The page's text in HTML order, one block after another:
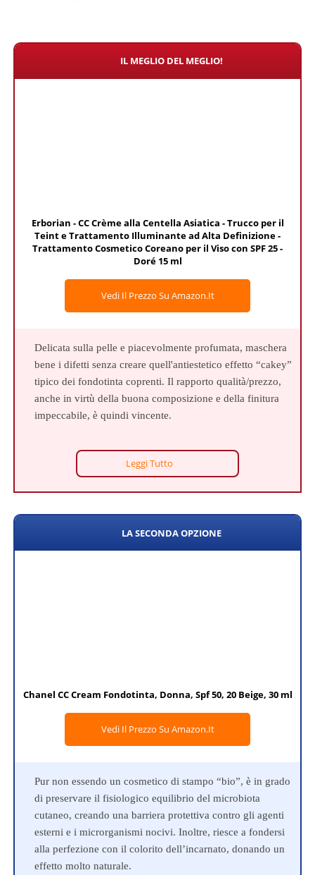
IL MEGLIO DEL MEGLIO!
Erborian - CC Crème alla Centella Asiatica - Trucco per il
Teint e Trattamento Illuminante ad Alta Definizione -
Trattamento Cosmetico Coreano per il Viso con SPF 25 -
Doré 15 ml
Vedi Il Prezzo Su Amazon.it
Delicata sulla pelle e piacevolmente profumata, maschera
bene i difetti senza creare quell'antiestetico effetto “cakey”
tipico dei fondotinta coprenti. Il rapporto qualità/prezzo,
anche in virtù della buona composizione e della finitura
impeccabile, è quindi vincente.
Leggi Tutto
LA SECONDA OPZIONE
Chanel CC Cream Fondotinta, Donna, Spf 50, 20 Beige, 30 ml
Vedi Il Prezzo Su Amazon.it
Pur non essendo un cosmetico di stampo “bio”, è in grado
di preservare il fisiologico equilibrio del microbiota
cutaneo, creando una barriera protettiva contro gli agenti
esterni e i microrganismi nocivi. Inoltre, riesce a fondersi
alla perfezione con il colorito dell’incarnato, donando un
effetto molto naturale.